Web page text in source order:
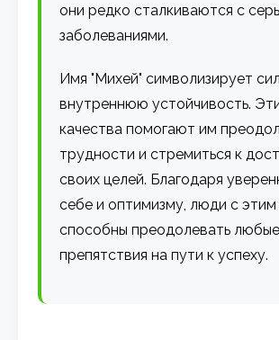
они редко сталкиваются с
заболеваниями.
Имя "Михей" символизирует
внутреннюю устойчивость.
качества помогают им
трудности и стремиться к
своих целей. Благодаря
себе и оптимизму, люди с
способны преодолевать любые
препятствия на пути к успеху.